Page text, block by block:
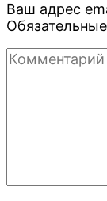
Ваш адрес
Комментарий